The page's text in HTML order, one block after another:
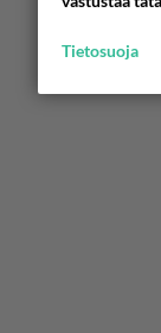
Tietosuoja